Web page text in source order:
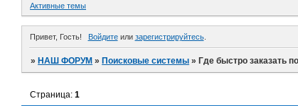
Активные темы
Привет, Гость! Войдитеили зарегистрируйтесь.
»НАШ ФОРУМ »Поисковые системы »Где быстро заказать
Страница:1